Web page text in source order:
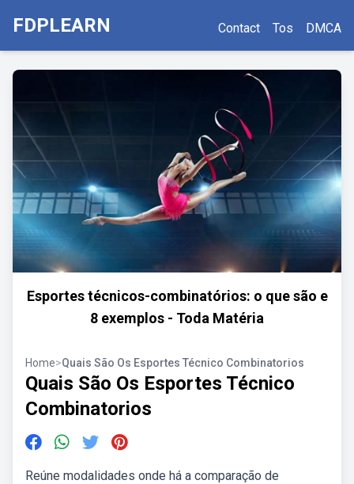
FDPLEARN Contact Tos DMCA
Esportes técnicos-combinatórios: o que são e
8 exemplos - Toda Matéria
Home>Quais São Os Esportes Técnico Combinatorios
Quais São Os Esportes Técnico
Combinatorios
Reúne modalidades onde há a comparação de